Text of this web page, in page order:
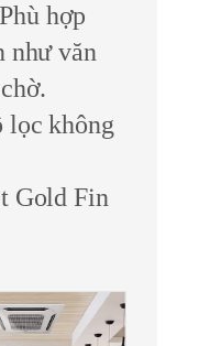
Phù hợp
như văn
lọc không
Gold Fin